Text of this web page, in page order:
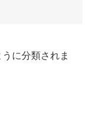
に分類されま